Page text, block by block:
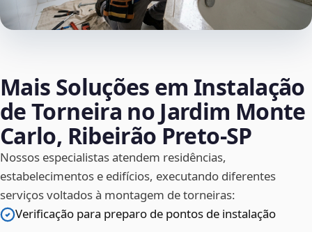
Mais Soluções em Instalação
de Torneira no Jardim Monte
Carlo, Ribeirão Preto‑SP
Nossos especialistas atendem residências,
estabelecimentos e edifícios, executando diferentes
serviços voltados à montagem de torneiras:
Verificação para preparo de pontos de instalação